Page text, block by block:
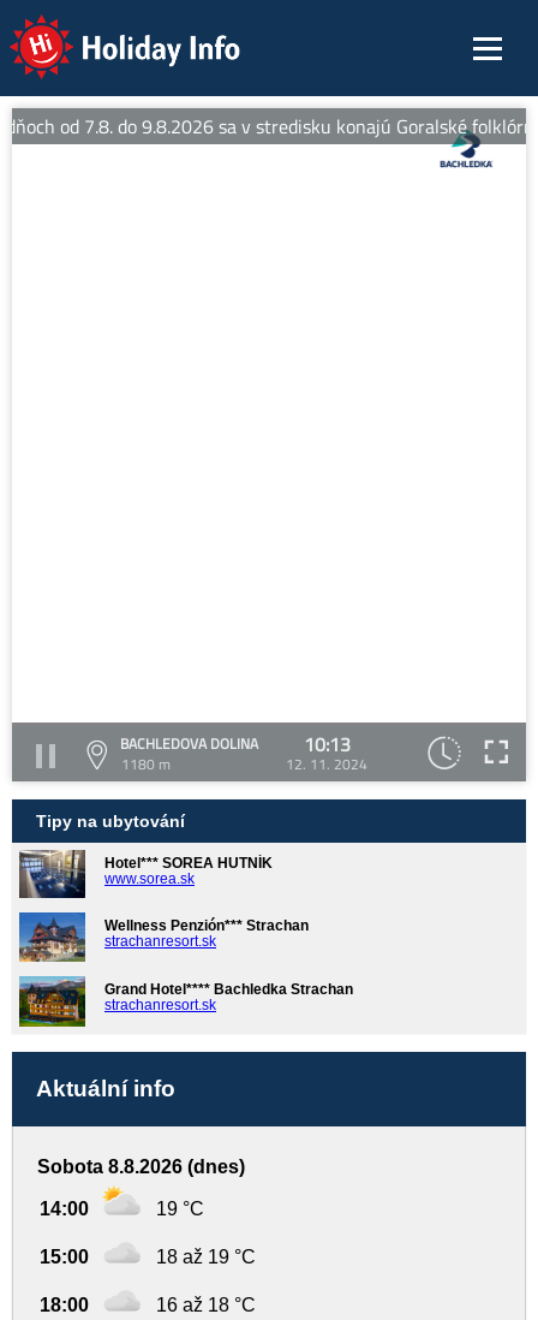
Holiday Info
od 7.8. do 9.8.2026 sa v stredisku konajú Goralské
BACHLEDOVA DOLINA
1180 m
10:13
12. 11. 2024
Tipy na ubytování
Hotel*** SOREA HUTNÍK
www.sorea.sk
Wellness Penzión*** Strachan
strachanresort.sk
Grand Hotel**** Bachledka Strachan
strachanresort.sk
Aktuální info
Sobota 8.8.2026 (dnes)
14:00 19 °C
15:00 18 až 19 °C
18:00 16 až 18 °C